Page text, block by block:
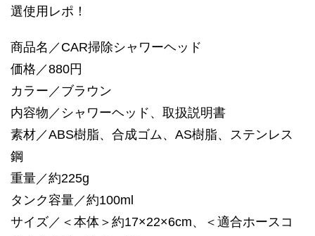
選使用レポ！
商品名／CAR掃除シャワーヘッド
価格／880円
カラー／ブラウン
内容物／シャワーヘッド、取扱説明書
素材／ABS樹脂、合成ゴム、AS樹脂、ステンレス
鋼
重量／約225g
タンク容量／約100ml
サイズ／＜本体＞約17×22×6cm、＜適合ホースコ